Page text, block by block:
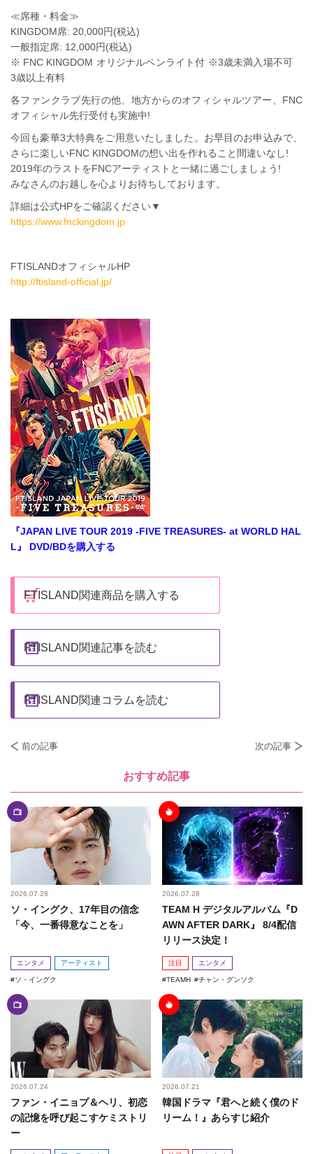
≪席種・料金≫
KINGDOM席: 20,000円(税込)
一般指定席: 12,000円(税込)
※ FNC KINGDOM オリジナルペンライト付 ※3歳未満入場不可
3歳以上有料
各ファンクラブ先行の他、地方からのオフィシャルツアー、FNC
オフィシャル先行受付も実施中!
今回も豪華3大特典をご用意いたしました。お早目のお申込みで、
さらに楽しいFNC KINGDOMの想い出を作れること間違いなし!
2019年のラストをFNCアーティストと一緒に過ごしましょう!
みなさんのお越しを心よりお待ちしております。
詳細は公式HPをご確認ください▼
https://www.fnckingdom.jp
FTISLANDオフィシャルHP
http://ftisland-official.jp/
『JAPAN LIVE TOUR 2019 -FIVE TREASURES- at WORLD HAL
L』 DVD/BDを購入する
FTISLAND関連商品を購入する
FTISLAND関連記事を読む
FTISLAND関連コラムを読む
前の記事 次の記事
おすすめ記事
2026.07.28
ソ・イングク、17年目の信念
「今、一番得意なことを」
エンタメ アーティスト
ソ・イングク
2026.07.28
TEAM H デジタルアルバム『D
AWN AFTER DARK』 8/4配信
リリース決定！
注目 エンタメ
TEAMH チャン・グンソク
2026.07.24
ファン・イニョプ＆ヘリ、初恋
の記憶を呼び起こすケミストリ
ー
2026.07.21
韓国ドラマ『君へと続く僕のド
リーム！』あらすじ紹介